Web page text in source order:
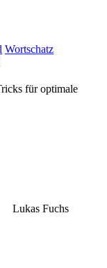
Wortschatz
für optimale
Lukas Fuchs